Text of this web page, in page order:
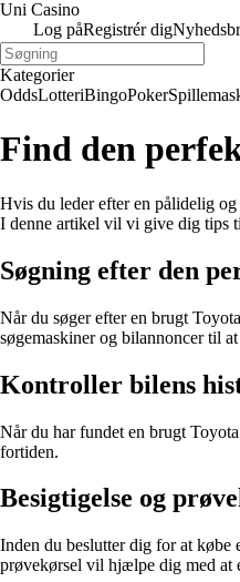
Uni Casino
Log påRegistrér dig
Kategorier
OddsLotteriBingoPoker
Find den
Hvis du leder efter en pålidelig
I denne artikel vil vi give dig tips
Søgning efter den
Når du søger efter en brugt
søgemaskiner og bilannoncer til
Kontroller bilens
Når du har fundet en brugt
fortiden.
Besigtigelse og
Inden du beslutter dig for at købe
prøvekørsel vil hjælpe dig med at